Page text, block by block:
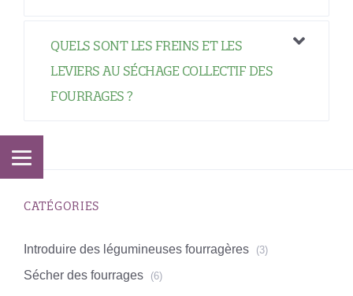
QUELS SONT LES FREINS ET LES
LEVIERS AU SÉCHAGE COLLECTIF DES
FOURRAGES ?
CATÉGORIES
Introduire des légumineuses fourragères (3)
Sécher des fourrages (6)